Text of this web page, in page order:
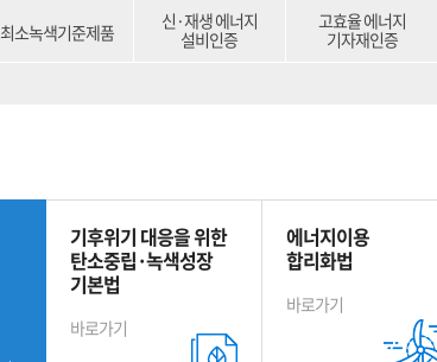
최소녹색기준제품
신·재생 에너지
설비인증
고효율 에너지
기자재인증
기후위기 대응을 위한
탄소중립·녹색성장
기본법
바로가기
에너지이용
합리화법
바로가기